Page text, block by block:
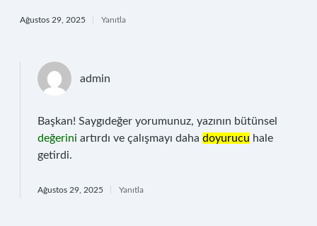
Ağustos 29, 2025 Yanıtla
admin
Başkan! Saygıdeğer yorumunuz, yazının bütünsel
değerini artırdı ve çalışmayı daha doyurucu hale
getirdi.
Ağustos 29, 2025 Yanıtla